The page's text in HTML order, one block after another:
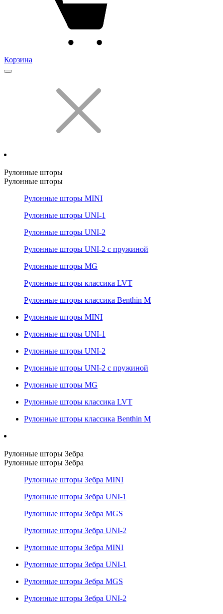
Корзина
Рулонные шторы
Рулонные шторы
Рулонные шторы MINI
Рулонные шторы UNI-1
Рулонные шторы UNI-2
Рулонные шторы UNI-2 с пружиной
Рулонные шторы MG
Рулонные шторы классика LVT
Рулонные шторы классика Benthin M
Рулонные шторы MINI
Рулонные шторы UNI-1
Рулонные шторы UNI-2
Рулонные шторы UNI-2 с пружиной
Рулонные шторы MG
Рулонные шторы классика LVT
Рулонные шторы классика Benthin M
Рулонные шторы Зебра
Рулонные шторы Зебра
Рулонные шторы Зебра MINI
Рулонные шторы Зебра UNI-1
Рулонные шторы Зебра MGS
Рулонные шторы Зебра UNI-2
Рулонные шторы Зебра MINI
Рулонные шторы Зебра UNI-1
Рулонные шторы Зебра MGS
Рулонные шторы Зебра UNI-2